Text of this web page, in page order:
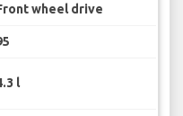
wheel drive
l